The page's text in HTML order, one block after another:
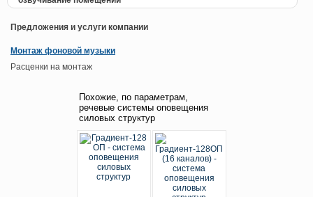
Предложения и услуги компании
Монтаж фоновой музыки
Расценки на монтаж
Похожие, по параметрам,
речевые системы оповещения
силовых структур